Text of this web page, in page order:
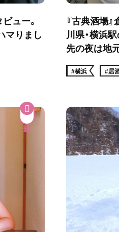
ュー。
マりまし
『古典酒場
川県・横浜
先の夜は地
#横浜 #居